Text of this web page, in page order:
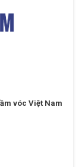
vóc Việt Nam